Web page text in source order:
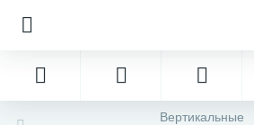
Вертикальные